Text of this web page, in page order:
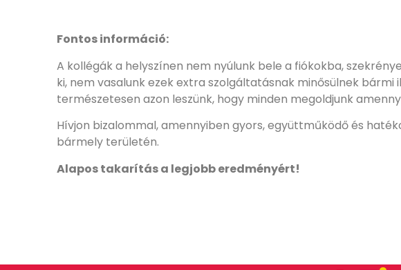
Fontos információ:
A kollégák a helyszínen nem nyúlunk bele a fiókokba,
ki, nem vasalunk ezek extra szolgáltatásnak minősülnek bármi
természetesen azon leszünk, hogy minden megoldjunk
Hívjon bizalommal, amennyiben gyors, együttműködő és
bármely területén.
Alapos takarítás a legjobb eredményért!